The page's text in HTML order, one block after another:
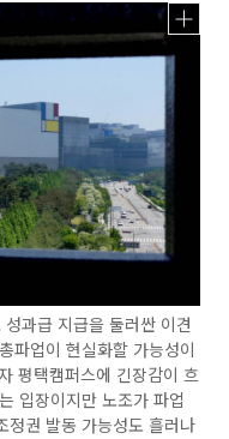
과급 지급을 둘러싼 이견
파업이 현실화할 가능성이
평택캠퍼스에 긴장감이 흐
입장이지만 노조가 파업
정권 발동 가능성도 흘러나